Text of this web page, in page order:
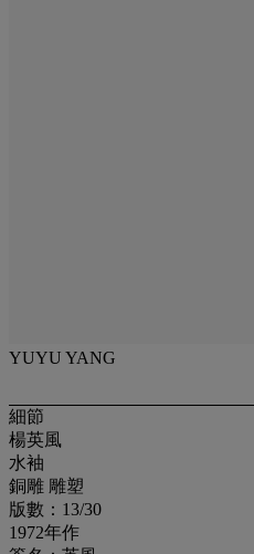
YUYU YANG
細節
楊英風
水袖
銅雕 雕塑
版數：13/30
1972年作